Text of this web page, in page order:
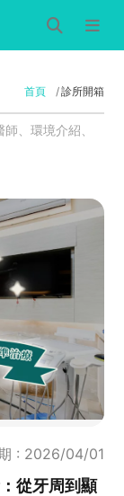
首頁 診所開箱
、環境介紹、
: 2026/04/01
從牙周到顯